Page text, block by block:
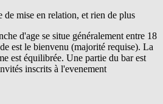
mise en relation, et rien de plus
d'age se situe généralement entre 18
est le bienvenu (majorité requise). La
est équilibrée. Une partie du bar est
inscrits à l'evenement